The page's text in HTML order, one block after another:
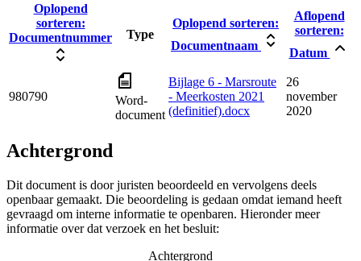
Oplopend
sorteren:
Documentnummer
Type
Oplopend sorteren:
Documentnaam
Aflopend
sorteren:
Datum
980790
Word-
document
Bijlage 6 - Marsroute
- Meerkosten 2021
(definitief).docx
26
november
2020
Achtergrond
Dit document is door juristen beoordeeld en vervolgens deels
openbaar gemaakt. Die beoordeling is gedaan omdat iemand heeft
gevraagd om interne informatie te openbaren. Hieronder meer
informatie over dat verzoek en het besluit:
Achtergrond